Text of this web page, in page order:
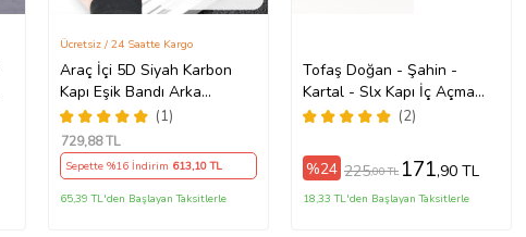
Araç İçi 5D Siyah Karbon
Kapı Eşik Bandı Arka
Tampon Eşiği Koruma
Folyosu Yapışkanlı İthal 5
Metre
(1)
Ücretsiz / 24 Saatte Kargo
729,88 TL
Sepette %16 İndirim 613,10 TL
65,39 TL'den Başlayan Taksitlerle
Tofaş Doğan - Şahin -
Kartal - Slx Kapı İç Açma
Kolu 85004909(2)
%24 225,00 TL 171,90 TL
18,33 TL'den Başlayan Taksitlerle